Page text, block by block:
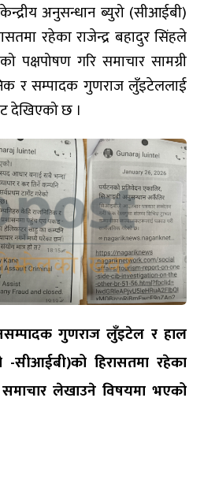
अनुसन्धान ब्युरो (सीआईबी)
रहेका राजेन्द्र बहादुर सिंहले
पक्षपोषण गरि समाचार सामग्री
र सम्पादक गुणराज लुँइटेललाई
देखिएको छ ।
गुणराज लुँइटेल र हाल
-सीआईबी)को हिरासतमा रहेका
समाचार लेखाउने विषयमा भएको